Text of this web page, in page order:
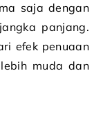
saja dengan
panjang.
efek penuaan
muda dan